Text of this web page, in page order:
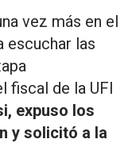
vez más en el
escuchar las
fiscal de la UFI
expuso los
y solicitó a la